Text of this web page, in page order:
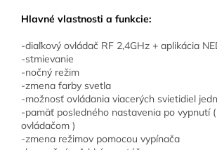
Hlavné vlastnosti a funkcie:
-diaľkový ovládač RF 2,4GHz + aplikácia
-stmievanie
-nočný režim
-zmena farby svetla
-možnosť ovládania viacerých svietidiel
-pamäť posledného nastavenia po vypnutí
ovládačom )
-zmena režimov pomocou vypínača